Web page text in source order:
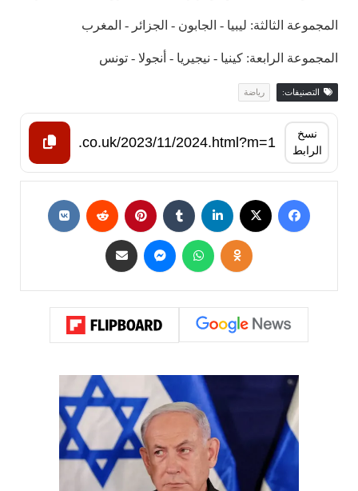
المجموعة الثالثة: ليبيا - الجابون - الجزائر - المغرب
المجموعة الرابعة: كينيا - نيجيريا - أنجولا - تونس
التصنيفات: رياضة
نسخ
الرابط